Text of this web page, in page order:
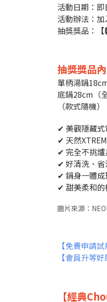
活動日期：
活動辦法：
抽獎獎品：
抽獎獎品
單柄湯鍋
底鍋28cm（
（款式隨機
✔ 美觀隱藏
✔ 天然
✔ 完全不挑
✔ 好清洗、
✔ 鍋身一體
✔ 甜美柔和
圖片來源：
【免費申請
【會員升等
【經典